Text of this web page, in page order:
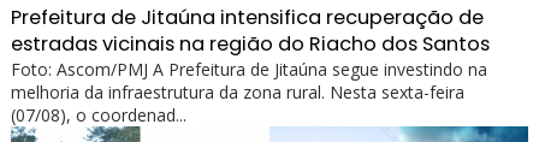
Prefeitura de Jitaúna intensifica recuperação de
estradas vicinais na região do Riacho dos Santos
Foto: Ascom/PMJ A Prefeitura de Jitaúna segue investindo na
melhoria da infraestrutura da zona rural. Nesta sexta-feira
(07/08), o coordenad...